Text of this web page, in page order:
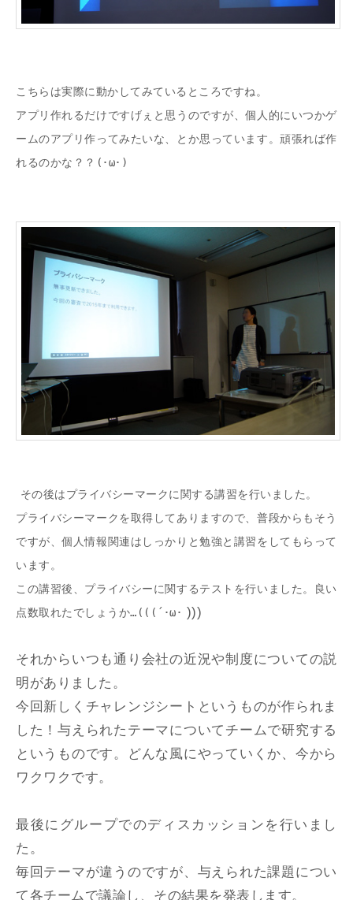
こちらは実際に動かしてみているところですね。
アプリ作れるだけですげぇと思うのですが、個人的にいつかゲ
ームのアプリ作ってみたいな、とか思っています。頑張れば作
れるのかな？？(･ω･)
その後はプライバシーマークに関する講習を行いました。
プライバシーマークを取得してありますので、普段からもそう
ですが、個人情報関連はしっかりと勉強と講習をしてもらって
います。
この講習後、プライバシーに関するテストを行いました。良い
点数取れたでしょうか…(((´･ω･ )))
それからいつも通り会社の近況や制度についての説
明がありました。
今回新しくチャレンジシートというものが作られま
した！与えられたテーマについてチームで研究する
というものです。どんな風にやっていくか、今から
ワクワクです。
最後にグループでのディスカッションを行いまし
た。
毎回テーマが違うのですが、与えられた課題につい
て各チームで議論し、その結果を発表します。